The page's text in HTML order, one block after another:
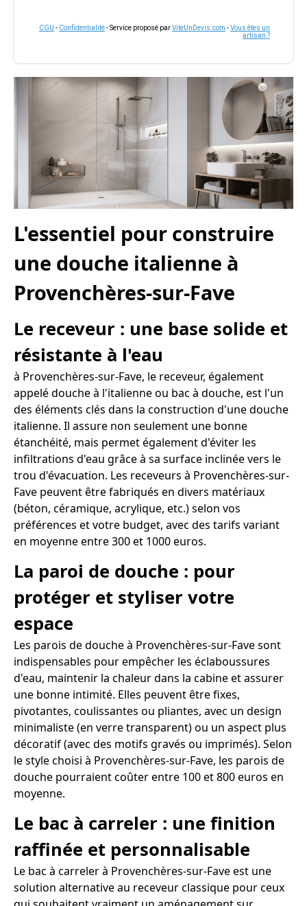
CGU - Confidentialité- Service proposé parViteUnDevis.com -Vous êtes un
artisan ?
L'essentiel pour construire
une douche italienne à
Provenchères-sur-Fave
Le receveur : une base solide et
résistante à l'eau
à Provenchères-sur-Fave, le receveur, également
appelé douche à l'italienne ou bac à douche, est l'un
des éléments clés dans la construction d'une douche
italienne. Il assure non seulement une bonne
étanchéité, mais permet également d'éviter les
infiltrations d'eau grâce à sa surface inclinée vers le
trou d'évacuation. Les receveurs à Provenchères-sur-
Fave peuvent être fabriqués en divers matériaux
(béton, céramique, acrylique, etc.) selon vos
préférences et votre budget, avec des tarifs variant
en moyenne entre 300 et 1000 euros.
La paroi de douche : pour
protéger et styliser votre
espace
Les parois de douche à Provenchères-sur-Fave sont
indispensables pour empêcher les éclaboussures
d'eau, maintenir la chaleur dans la cabine et assurer
une bonne intimité. Elles peuvent être fixes,
pivotantes, coulissantes ou pliantes, avec un design
minimaliste (en verre transparent) ou un aspect plus
décoratif (avec des motifs gravés ou imprimés). Selon
le style choisi à Provenchères-sur-Fave, les parois de
douche pourraient coûter entre 100 et 800 euros en
moyenne.
Le bac à carreler : une finition
raffinée et personnalisable
Le bac à carreler à Provenchères-sur-Fave est une
solution alternative au receveur classique pour ceux